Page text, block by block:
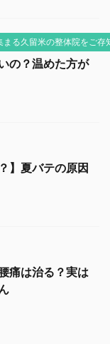
る久留米の整体院をご存
の？温めた方が
】夏バテの原因
痛は治る？実は